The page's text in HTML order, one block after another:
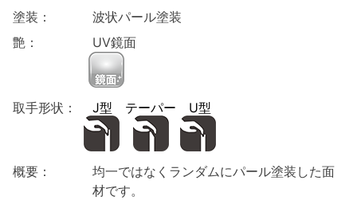
塗装：
波状パール塗装
艶：
UV鏡面
取手形状： J型 テーパー U型
概要：
均一ではなくランダムにパール塗装した面
材です。